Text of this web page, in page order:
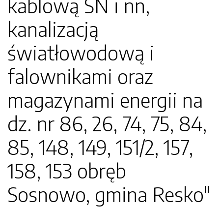
kablową SN i nn,
kanalizacją
światłowodową i
falownikami oraz
magazynami energii na
dz. nr 86, 26, 74, 75, 84,
85, 148, 149, 151/2, 157,
158, 153 obręb
Sosnowo, gmina Resko"